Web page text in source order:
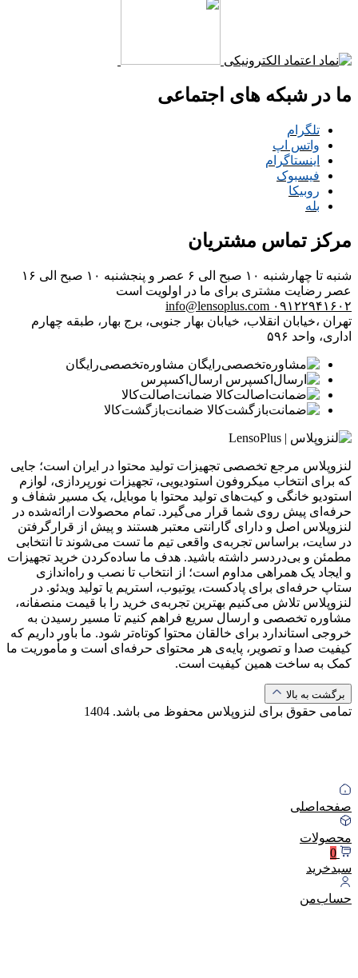
ما در شبکه های اجتماعی
تلگرام
واتس اپ
اینستاگرام
فیسبوک
روبیکا
بله
مرکز تماس مشتریان
شنبه تا چهارشنبه ۱۰ صبح الی ۶ عصر و پنجشنبه ۱۰ صبح الی ۱۶
عصر رضایت مشتری برای ما در اولویت است
۰۹۱۲۲۹۴۱۶۰۲ info@lensoplus.com
تهران ،خیابان انقلاب، خیابان بهار جنوبی، برج بهار، طبقه چهارم
اداری، واحد ۵۹۶
مشاوره‌تخصصی‌رایگان
ارسال‌اکسپرس
ضمانت‌اصالت‌کالا
ضمانت‌بازگشت‌کالا
لنزوپلاس مرجع تخصصی تجهیزات تولید محتوا در ایران است؛ جایی
که برای انتخاب میکروفون استودیویی، تجهیزات نورپردازی، لوازم
استودیو خانگی و کیت‌های تولید محتوا با موبایل، یک مسیر شفاف و
حرفه‌ای پیش روی شما قرار می‌گیرد. تمام محصولات ارائه‌شده در
لنزوپلاس اصل و دارای گارانتی معتبر هستند و پیش از قرارگرفتن
در سایت، براساس تجربه‌ی واقعی تیم ما تست می‌شوند تا انتخابی
مطمئن و بی‌دردسر داشته باشید. هدف ما ساده‌کردن خرید تجهیزات
و ایجاد یک همراهی مداوم است؛ از انتخاب تا نصب و راه‌اندازی
ستاپ حرفه‌ای برای پادکست، یوتیوب، استریم یا تولید ویدئو. در
لنزوپلاس تلاش می‌کنیم بهترین تجربه‌ی خرید را با قیمت منصفانه،
مشاوره تخصصی و ارسال سریع فراهم کنیم تا مسیر رسیدن به
خروجی استاندارد برای خالقان محتوا کوتاه‌تر شود. ما باور داریم که
کیفیت صدا و تصویر، پایه‌ی هر محتوای حرفه‌ای است و مأموریت ما
کمک به ساخت همین کیفیت است.
برگشت به بالا
تمامی حقوق برای لنزوپلاس محفوظ می باشد. 1404
صفحه‌اصلی
محصولات
0
سبد‌خرید
حساب‌من